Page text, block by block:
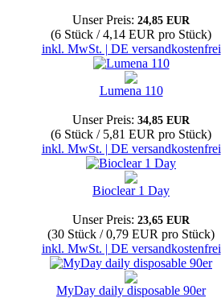
Unser Preis: 24,85 EUR
(6 Stück / 4,14 EUR pro Stück)
inkl. MwSt. | DE versandkostenfrei
Lumena 110
Unser Preis: 34,85 EUR
(6 Stück / 5,81 EUR pro Stück)
inkl. MwSt. | DE versandkostenfrei
Bioclear 1 Day
Unser Preis: 23,65 EUR
(30 Stück / 0,79 EUR pro Stück)
inkl. MwSt. | DE versandkostenfrei
MyDay daily disposable 90er